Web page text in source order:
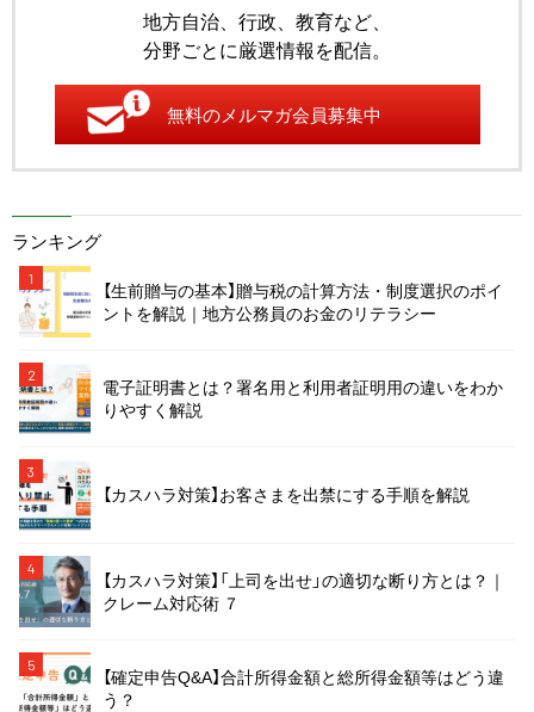
地方自治、行政、教育など、
分野ごとに厳選情報を配信。
無料のメルマガ会員募集中
ランキング
1
【生前贈与の基本】贈与税の計算方法・制度選択のポイ
ントを解説｜地方公務員のお金のリテラシー
2
電子証明書とは？署名用と利用者証明用の違いをわか
りやすく解説
3
【カスハラ対策】お客さまを出禁にする手順を解説
4
【カスハラ対策】「上司を出せ」の適切な断り方とは？｜
クレーム対応術 ７
5
【確定申告Q&A】合計所得金額と総所得金額等はどう違
う？